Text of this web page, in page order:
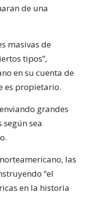
de una
masivas de
tipos”,
en su cuenta de
es propietario.
grandes
sea
las
“el
en la historia